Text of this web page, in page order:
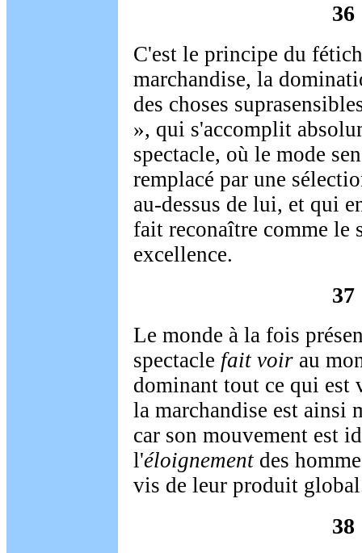
36
C'est le principe du
marchandise, la
des choses
», qui s'accomplit
spectacle, où le mode
remplacé par une
au-dessus de lui, et qui
fait reconaître comme le
excellence.
37
Le monde à la fois
spectacle fait voir au
dominant tout ce qui est
la marchandise est ainsi
car son mouvement est
l'éloignement des
vis de leur produit
38